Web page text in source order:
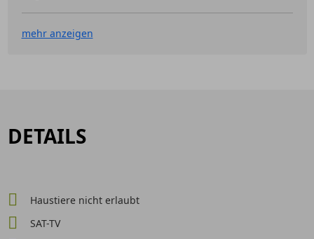
mehr anzeigen
DETAILS
Haustiere nicht erlaubt
SAT-TV